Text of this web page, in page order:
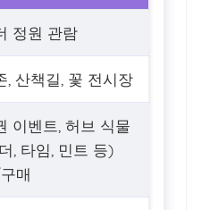
정원 관람
, 산책길, 꽃 전시장
이벤트, 허브 식물
, 타임, 민트 등)
매